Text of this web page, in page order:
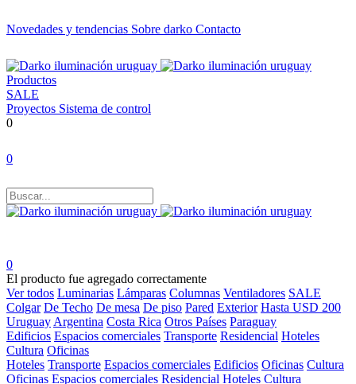
Novedades y tendencias Sobre darko Contacto
Productos
SALE
Proyectos Sistema de control
0
0
0
El producto fue agregado correctamente
Ver todos Luminarias Lámparas Columnas Ventiladores SALE
Colgar De Techo De mesa De piso Pared Exterior Hasta USD 200
Uruguay Argentina Costa Rica Otros Países Paraguay
Edificios Espacios comerciales Transporte Residencial Hoteles
Cultura Oficinas
Hoteles Transporte Espacios comerciales Edificios Oficinas Cultura
Oficinas Espacios comerciales Residencial Hoteles Cultura